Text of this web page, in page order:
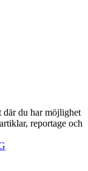
där du har möjlighet
reportage och